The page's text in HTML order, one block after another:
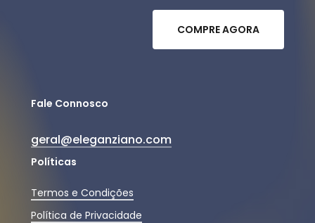
COMPREAGORA
Fale Connosco
geral@eleganziano.com
Políticas
Termos e Condições
Política de Privacidade